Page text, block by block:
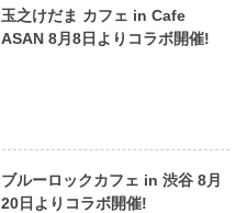
玉之けだま カフェ in Cafe
ASAN 8月8日よりコラボ開催!
ブルーロックカフェ in 渋谷 8月
20日よりコラボ開催!